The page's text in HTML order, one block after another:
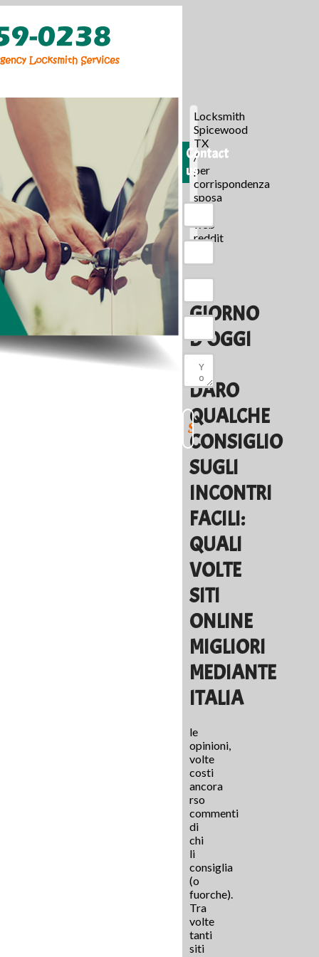
Locksmith
Spicewood
TX
/
per
corrispondenza
sposa
web
reddit
GIORNO
D’OGGI
VI
DARO
QUALCHE
CONSIGLIO
SUGLI
INCONTRI
FACILI:
QUALI
VOLTE
SITI
ONLINE
MIGLIORI
MEDIANTE
ITALIA
le
opinioni,
volte
costi
ancora
rso
commenti
di
chi
li
consiglia
(o
fuorche).
Tra
volte
tanti
siti
Contact
us